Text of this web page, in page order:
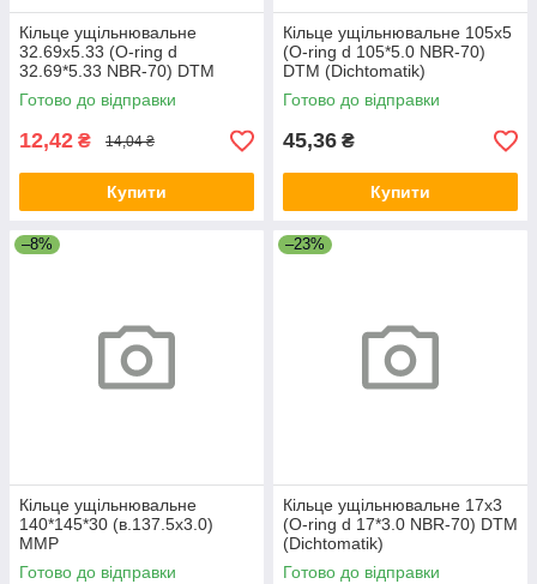
Кільце ущільнювальне
32.69х5.33 (O-ring d
32.69*5.33 NBR-70) DTM
(Dichtomatik)
Готово до відправки
12,42 ₴ 14,04 ₴
Купити
Кільце ущільнювальне 105х5
(O-ring d 105*5.0 NBR-70)
DTM (Dichtomatik)
Готово до відправки
45,36 ₴
Купити
–8%
Кільце ущільнювальне
140*145*30 (в.137.5х3.0)
ММР
Готово до відправки
–23%
Кільце ущільнювальне 17х3
(O-ring d 17*3.0 NBR-70) DTM
(Dichtomatik)
Готово до відправки